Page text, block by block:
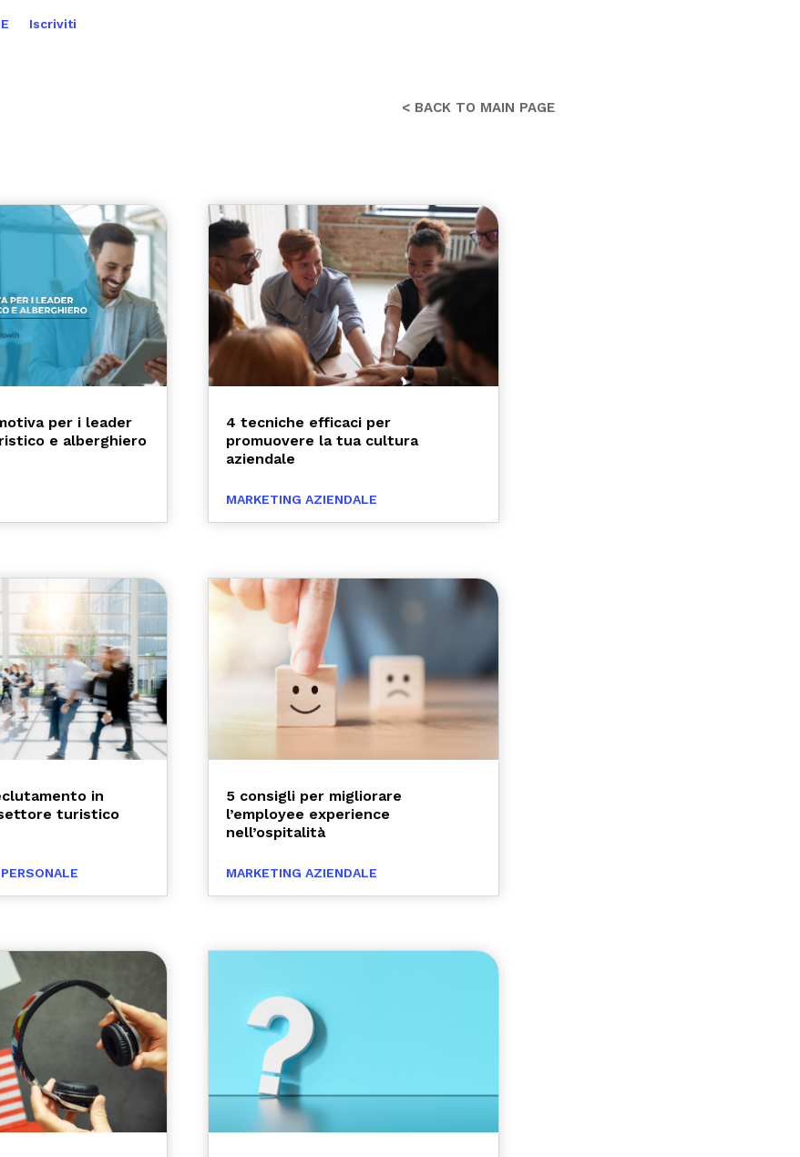
Iscriviti
< BACK TO MAIN PAGE
per i leader
e alberghiero
4 tecniche efficaci per
promuovere la tua cultura
aziendale
MARKETING AZIENDALE
in
turistico
5 consigli per migliorare
l’employee experience
nell’ospitalità
MARKETING AZIENDALE